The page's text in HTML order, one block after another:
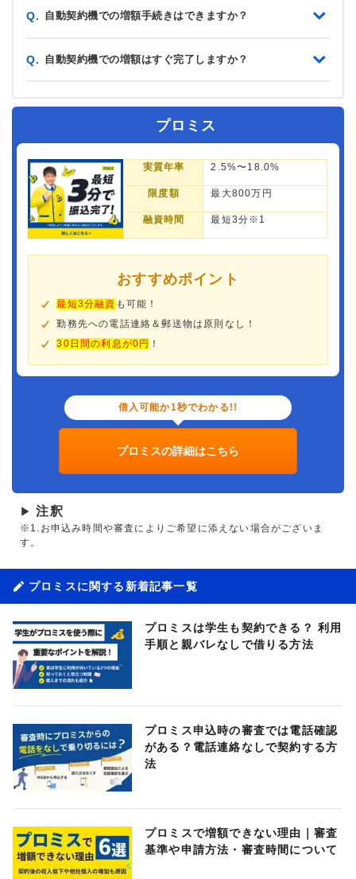
Q. 自動契約機での増額手続きはできますか？
Q. 自動契約機での増額はすぐ完了しますか？
プロミス
実質年率 2.5%〜18.0%
限度額 最大800万円
融資時間 最短3分※1
おすすめポイント
最短3分融資 も可能！
勤務先への電話連絡＆郵送物は原則なし！
30日間の利息が0円 ！
借入可能か1秒でわかる!!
プロミスの詳細はこちら
▶ 注釈
※1.お申込み時間や審査によりご希望に添えない場合がございま
す。
プロミスに関する新着記事一覧
プロミスは学生も契約できる？ 利用
手順と親バレなしで借りる方法
プロミス申込時の審査では電話確認
がある？電話連絡なしで契約する方
法
プロミスで増額できない理由｜審査
基準や申請方法・審査時間について